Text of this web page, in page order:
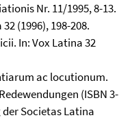
Nr. 11/1995, 8-13.
(1996), 198-208.
In: Vox Latina 32
ac locutionum.
(ISBN 3-
der Societas Latina